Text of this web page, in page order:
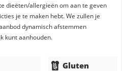
dieëten/allergieën om aan te geven
je te maken hebt. We zullen je
dynamisch afstemmen
kunt aanhouden.
Gluten